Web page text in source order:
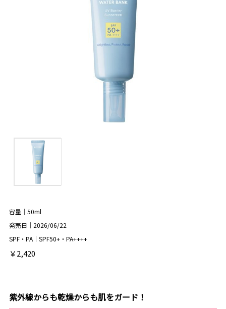
容量｜50ml
発売日｜2026/06/22
SPF・PA｜SPF50+・PA++++
￥2,420
紫外線からも乾燥からも肌をガード！